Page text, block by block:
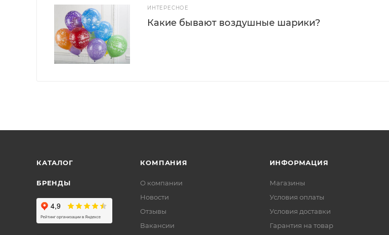
ИНТЕРЕСНОЕ
Какие бывают воздушные шарики?
КАТАЛОГ
БРЕНДЫ
КОМПАНИЯ
О компании
Новости
Отзывы
Вакансии
ИНФОРМАЦИЯ
Магазины
Условия оплаты
Условия доставки
Гарантия на товар